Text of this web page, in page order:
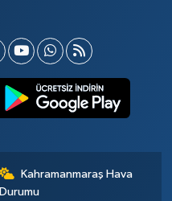
Kahramanmaraş Hava
Durumu